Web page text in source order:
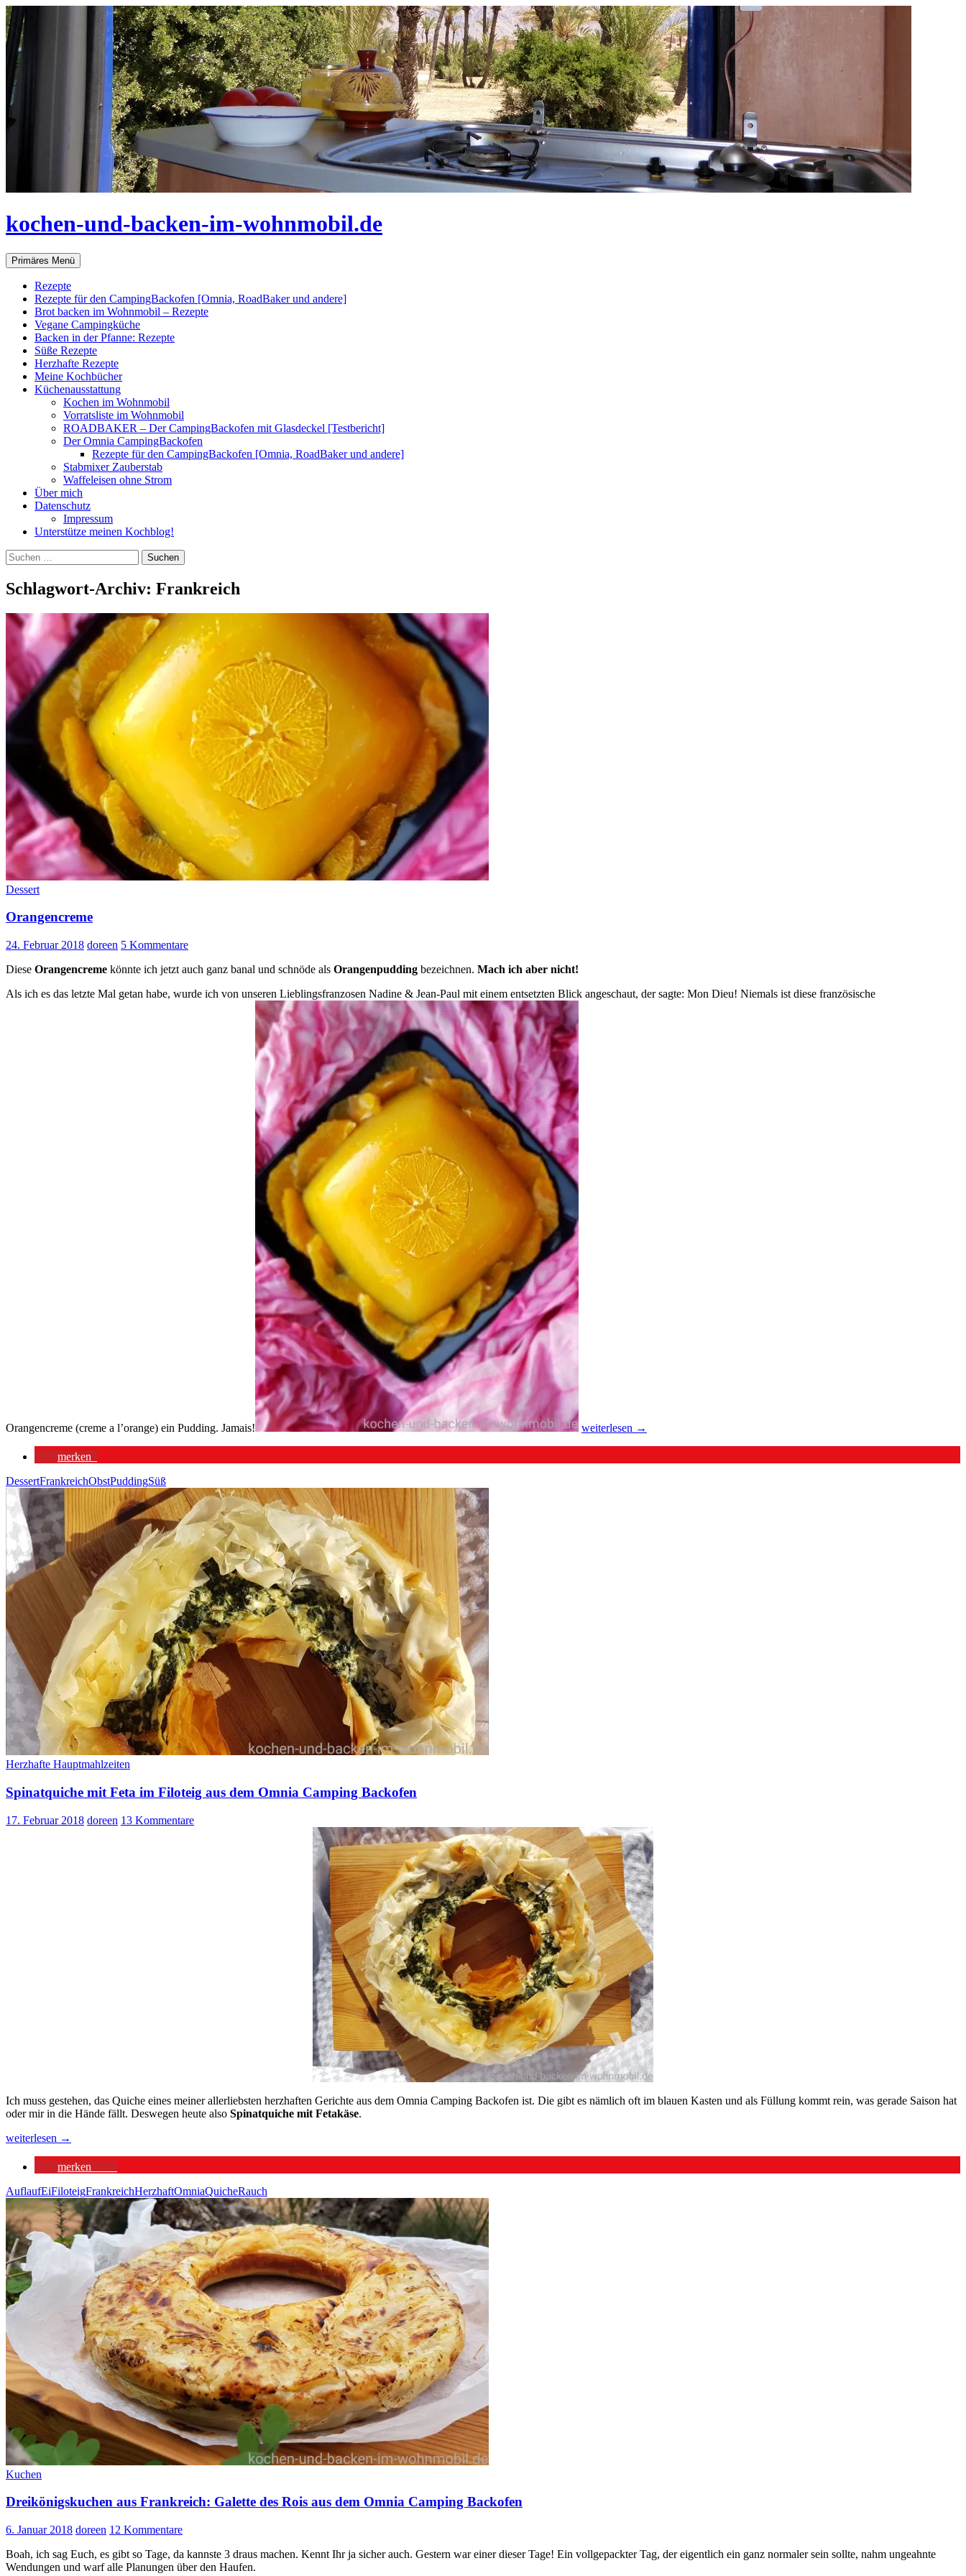
Zum
Inhalt
springen
kochen-und-backen-im-wohnmobil.de
Suchen
Primäres Menü
Rezepte
Rezepte für den CampingBackofen [Omnia, RoadBaker und andere]
Brot backen im Wohnmobil – Rezepte
Vegane Campingküche
Backen in der Pfanne: Rezepte
Süße Rezepte
Herzhafte Rezepte
Meine Kochbücher
Küchenausstattung
Kochen im Wohnmobil
Vorratsliste im Wohnmobil
ROADBAKER – Der CampingBackofen mit Glasdeckel [Testbericht]
Der Omnia CampingBackofen
Rezepte für den CampingBackofen [Omnia, RoadBaker und andere]
Stabmixer Zauberstab
Waffeleisen ohne Strom
Über mich
Datenschutz
Impressum
Unterstütze meinen Kochblog!
Suchen
nach:
Schlagwort-Archiv: Frankreich
Dessert
Orangencreme
24. Februar 2018 doreen 5 Kommentare
Diese Orangencreme könnte ich jetzt auch ganz banal und schnöde als Orangenpudding bezeichnen. Mach ich aber nicht!
Als ich es das letzte Mal getan habe, wurde ich von unseren Lieblingsfranzosen Nadine & Jean-Paul mit einem entsetzten Blick angeschaut, der sagte: Mon Dieu! Niemals ist diese französische
Orangencreme (creme a l’orange) ein Pudding. Jamais! weiterlesen →
merken
DessertFrankreichObstPuddingSüß
Herzhafte Hauptmahlzeiten
Spinatquiche mit Feta im Filoteig aus dem Omnia Camping Backofen
17. Februar 2018 doreen 13 Kommentare
Ich muss gestehen, das Quiche eines meiner allerliebsten herzhaften Gerichte aus dem Omnia Camping Backofen ist. Die gibt es nämlich oft im blauen Kasten und als Füllung kommt rein, was gerade Saison hat
oder mir in die Hände fällt. Deswegen heute also Spinatquiche mit Fetakäse.
Spinatquiche
Feta
Filoteig
aus
dem
Omnia
Camping
Backofen
weiterlesen →
merken
AuflaufEiFiloteigFrankreichHerzhaftOmniaQuicheRauch
Kuchen
Dreikönigskuchen aus Frankreich: Galette des Rois aus dem Omnia Camping Backofen
6. Januar 2018 doreen 12 Kommentare
Boah, ich sag Euch, es gibt so Tage, da kannste 3 draus machen. Kennt Ihr ja sicher auch. Gestern war einer dieser Tage! Ein vollgepackter Tag, der eigentlich ein ganz normaler sein sollte, nahm ungeahnte
Wendungen und warf alle Planungen über den Haufen.